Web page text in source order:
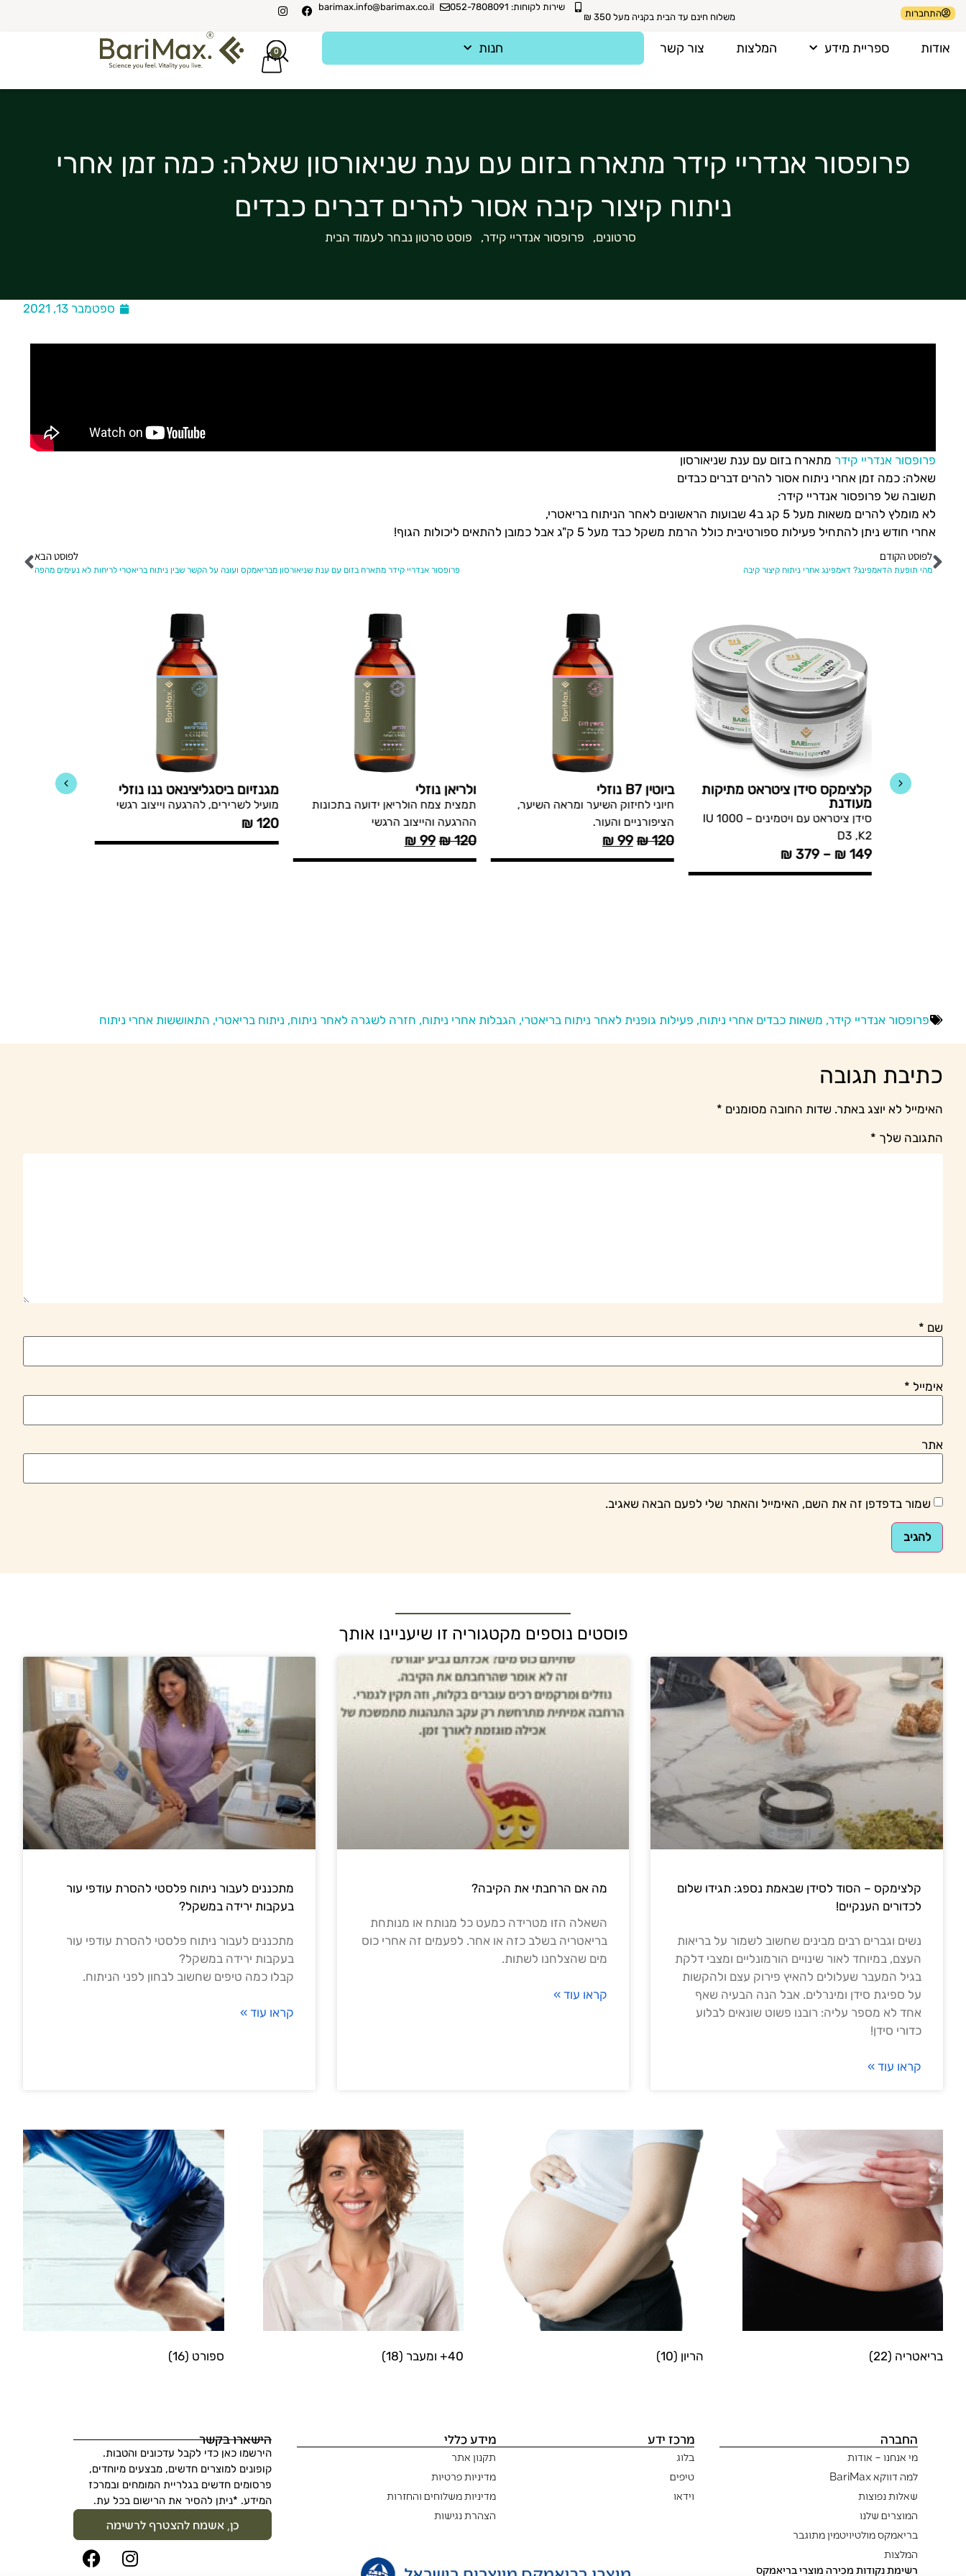
התחברות משלוח חינם עד הבית בקניה מעל 350 ₪
שירות לקוחות: 052-7808091 barimax.info@barimax.co.il
אודות ספריית מידע המלצות צור קשר חנות 0
פרופסור אנדריי קידר מתארח בזום עם ענת שניאורסון שאלה: כמה זמן אחרי
ניתוח קיצור קיבה אסור להרים דברים כבדים
סרטונים, פרופסור אנדריי קידר, פוסט סרטון נבחר לעמוד הבית
ספטמבר 13, 2021
פרופסור אנדריי קידר מתארח בזום עם ענת שניאורסון
שאלה: כמה זמן אחרי ניתוח אסור להרים דברים כבדים
תשובה של פרופסור אנדריי קידר:
לא מומלץ להרים משאות מעל 5 קג ב4 שבועות הראשונים לאחר הניתוח בריאטרי,
אחרי חודש ניתן להתחיל פעילות ספורטיבית כולל הרמת משקל כבד מעל 5 ק"ג אבל כמובן להתאים ליכולות הגוף!
לפוסט הקודם
מהי תופעת הדאמפינג? דאמפינג אחרי ניתוח קיצור קיבה
לפוסט הבא
פרופסור אנדריי קידר מתארח בזום עם ענת שניאורסון מבריאמקס ועונה על הקשר שבין ניתוח בריאטרי לריחות לא נעימים מהפה
קלצימקס סידן ציטראט מתיקות
מעודנת
סידן ציטראט עם ויטמינים IU 1000 –
D3 ,K2
₪ 149
–
₪ 379
ביוטין B7 נוזלי
חיוני לחיזוק השיער ומראה השיער,
הציפורניים והעור.
₪120
₪99
ולריאן נוזלי
תמצית צמח הולריאן ידועה בתכונות
ההרגעה והייצוב הרגשי
₪120
₪99
מגנזיום ביסגליצינאט ננו נוזלי
מועיל לשרירים, להרגעה וייצוב רגשי
₪120
בריאסקין
פרופסור אנדריי קידר, משאות כבדים אחרי ניתוח, פעילות גופנית לאחר ניתוח בריאטרי, הגבלות אחרי ניתוח, חזרה לשגרה לאחר ניתוח, ניתוח בריאטרי, התאוששות אחרי ניתוח
כתיבת תגובה
האימייל לא יוצג באתר. שדות החובה מסומנים *
התגובה שלך *
שם *
אימייל *
אתר
שמור בדפדפן זה את השם, האימייל והאתר שלי לפעם הבאה שאגיב.
פוסטים נוספים מקטגוריה זו שיעניינו אותך
קלצימקס – הסוד לסידן שבאמת נספג: תגידו שלום
לכדורים הענקיים!
נשים וגברים רבים מבינים שחשוב לשמור על בריאות
העצם, במיוחד לאור שינויים הורמונליים ומצבי דלקת
בגיל המעבר שעלולים להאיץ פירוק עצם ולהקשות
על ספיגת סידן ומינרלים. אבל הנה הבעיה שאף
אחד לא מספר עליה: רובנו פשוט שונאים לבלוע
כדורי סידן!
קראו עוד »
מה אם הרחבתי את הקיבה?
השאלה הזו מטרידה כמעט כל מנותח או מנותחת
בריאטריה בשלב כזה או אחר. לפעמים זה אחרי כוס
מים שהצלחנו לשתות.
קראו עוד »
מתכננים לעבור ניתוח פלסטי להסרת עודפי עור
בעקבות ירידה במשקל?
מתכננים לעבור ניתוח פלסטי להסרת עודפי עור
בעקבות ירידה במשקל?
קבלו כמה טיפים שחשוב לבחון לפני הניתוח.
קראו עוד »
בריאטריה (22) הריון (10) 40+ ומעבר (18) ספורט (16)
החברה
מי אנחנו – אודות
למה דווקא BariMax
שאלות נפוצות
המוצרים שלנו
בריאמקס מולטיויטמין מתוגבר
המלצות
רשימת נקודות מכירה מוצרי בריאמקס
מרכז ידע
בלוג
טיפים
וידאו
מידע כללי
תקנון אתר
מדיניות פרטיות
מדיניות משלוחים והחזרות
הצהרת נגישות
הישארו בקשר
הירשמו כאן כדי לקבל עדכונים והטבות.
קופונים למוצרים חדשים, מבצעים מיוחדים,
פרסומים חדשים בגלריית המומחים ובמרכז
המידע. *ניתן להסיר את הרישום בכל עת.
כן, אשמח להצטרף לרשימה